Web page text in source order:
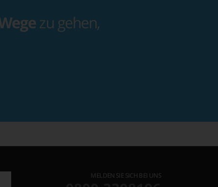
zu gehen,
MELDEN SIE SICH BEI UNS